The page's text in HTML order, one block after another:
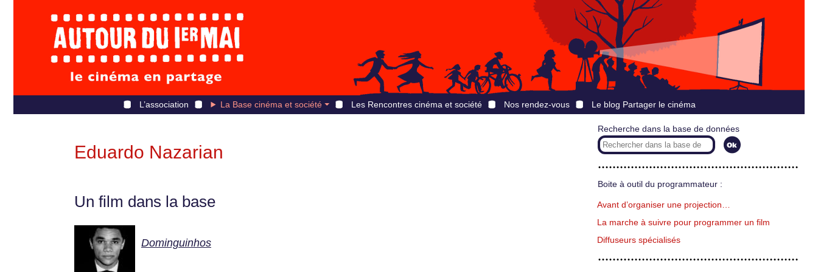
L’association La Base cinéma et société Les Rencontres cinéma et société Nos rendez-vous Le blog Partager le cinéma
Eduardo Nazarian
Un film dans la base
Dominguinhos
Recherche dans la base de données
Boite à outil du programmateur :
Avant d’organiser une projection…
La marche à suivre pour programmer un film
Diffuseurs spécialisés